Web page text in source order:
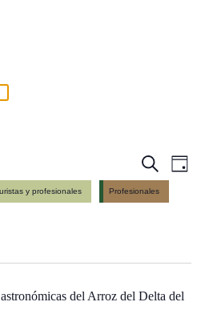
Events
Search
and
SearchDay
y profesionales Profesionales